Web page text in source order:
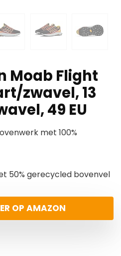
Moab Flight
zwavel, 13
49 EU
met 100%
50% gerecycled bovenvel
OP AMAZON